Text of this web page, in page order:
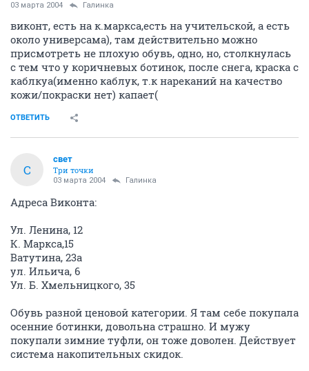
03 марта 2004 Галинка
виконт, есть на к.маркса,есть на учительской, а есть
около универсама), там действительно можно
присмотреть не плохую обувь, одно, но, столкнулась
с тем что у коричневых ботинок, после снега, краска с
каблкуа(именно каблук, т.к нареканий на качество
кожи/покраски нет) капает(
ОТВЕТИТЬ
С
свет
Три точки
03 марта 2004 Галинка
Адреса Виконта:
Ул. Ленина, 12
К. Маркса,15
Ватутина, 23а
ул. Ильича, 6
Ул. Б. Хмельницкого, 35
Обувь разной ценовой категории. Я там себе покупала
осенние ботинки, довольна страшно. И мужу
покупали зимние туфли, он тоже доволен. Действует
система накопительных скидок.